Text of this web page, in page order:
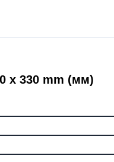
х 330 mm (мм)